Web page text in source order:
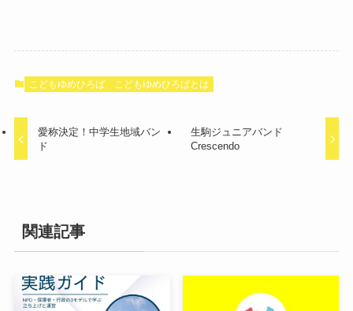
こどもゆめひろば こどもゆめひろばとは
愛称決定！中学生地域バン
ド
生駒ジュニアバンド
Crescendo
関連記事